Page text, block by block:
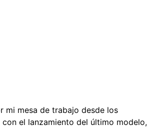
mi mesa de trabajo desde los
el lanzamiento del último modelo,